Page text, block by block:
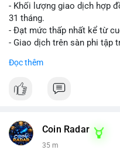
- Khối lượng giao dịch hợp
31 tháng.
- Đạt mức thấp nhất kể từ
- Giao dịch trên sàn phi tập
#vlikevn #titanbot
Đọc thêm
Coin Radar
35 m